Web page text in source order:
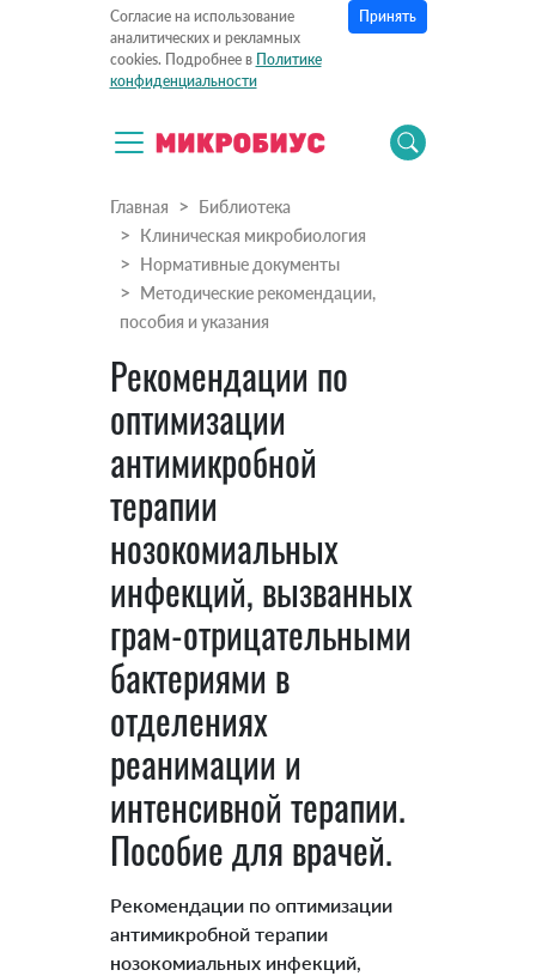
Согласие на использование
аналитических и рекламных
cookies. Подробнее в Политике
конфиденциальности
Принять
Главная
Библиотека
Клиническая микробиология
Нормативные документы
Методические рекомендации,
пособия и указания
Рекомендации по
оптимизации
антимикробной
терапии
нозокомиальных
инфекций, вызванных
грам-отрицательными
бактериями в
отделениях
реанимации и
интенсивной терапии.
Пособие для врачей.
Рекомендации по оптимизации
антимикробной терапии
нозокомиальных инфекций,